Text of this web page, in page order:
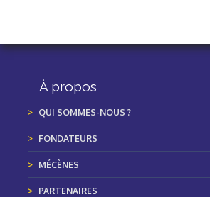
À propos
QUI SOMMES-NOUS ?
FONDATEURS
MÉCÈNES
PARTENAIRES